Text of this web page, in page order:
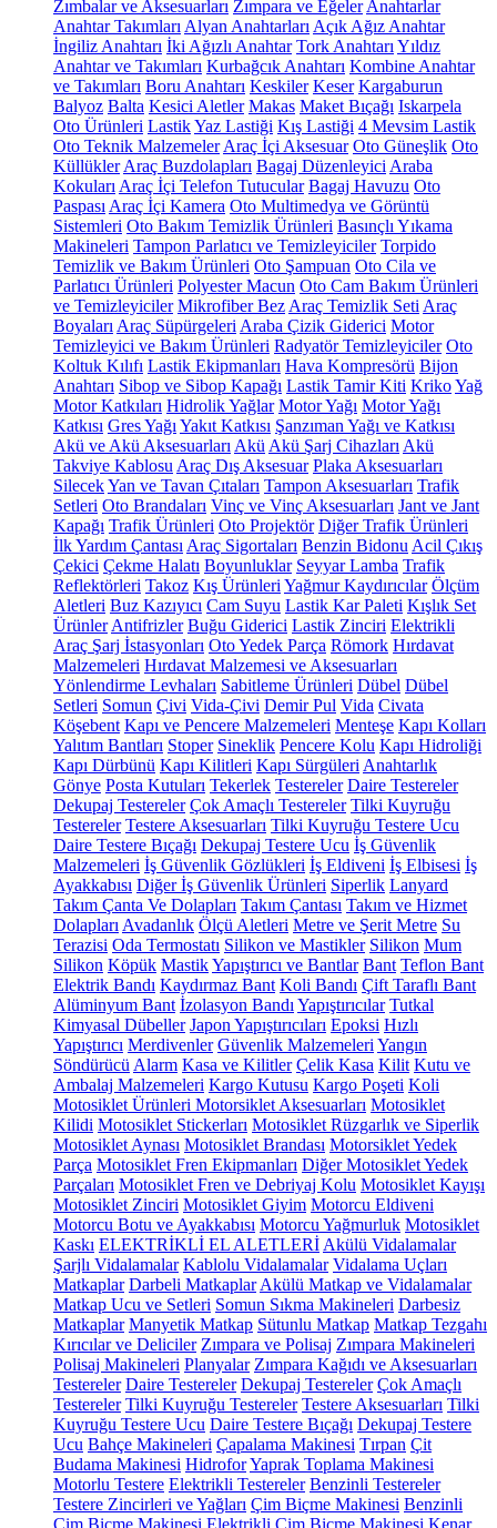
Zımbalar ve Aksesuarları Zımpara ve Eğeler Anahtarlar
Anahtar Takımları Alyan Anahtarları Açık Ağız Anahtar
İngiliz Anahtarı İki Ağızlı Anahtar Tork Anahtarı Yıldız
Anahtar ve Takımları Kurbağcık Anahtarı Kombine Anahtar
ve Takımları Boru Anahtarı Keskiler Keser Kargaburun
Balyoz Balta Kesici Aletler Makas Maket Bıçağı Iskarpela
Oto Ürünleri LastikYaz Lastiği Kış Lastiği 4 Mevsim Lastik
Oto Teknik Malzemeler Araç İçi Aksesuar Oto Güneşlik Oto
Küllükler Araç Buzdolapları Bagaj Düzenleyici Araba
Kokuları Araç İçi Telefon Tutucular Bagaj Havuzu Oto
Paspası Araç İçi Kamera Oto Multimedya ve Görüntü
Sistemleri Oto Bakım Temizlik Ürünleri Basınçlı Yıkama
Makineleri Tampon Parlatıcı ve Temizleyiciler Torpido
Temizlik ve Bakım Ürünleri Oto Şampuan Oto Cila ve
Parlatıcı Ürünleri Polyester Macun Oto Cam Bakım Ürünleri
ve Temizleyiciler Mikrofiber Bez Araç Temizlik Seti Araç
Boyaları Araç Süpürgeleri Araba Çizik Giderici Motor
Temizleyici ve Bakım Ürünleri Radyatör Temizleyiciler Oto
Koltuk Kılıfı Lastik Ekipmanları Hava Kompresörü Bijon
Anahtarı Sibop ve Sibop Kapağı Lastik Tamir Kiti KrikoYağ
Motor Katkıları Hidrolik Yağlar Motor Yağı Motor Yağı
Katkısı Gres Yağı Yakıt Katkısı Şanzıman Yağı ve Katkısı
Akü ve Akü Aksesuarları Akü Akü Şarj Cihazları Akü
Takviye Kablosu Araç Dış Aksesuar Plaka Aksesuarları
SilecekYan ve Tavan Çıtaları Tampon Aksesuarları Trafik
Setleri Oto Brandaları Vinç ve Vinç Aksesuarları Jant ve Jant
Kapağı Trafik Ürünleri Oto Projektör Diğer Trafik Ürünleri
İlk Yardım Çantası Araç Sigortaları Benzin Bidonu Acil Çıkış
Çekici Çekme Halatı Boyunluklar Seyyar Lamba Trafik
Reflektörleri Takoz Kış Ürünleri Yağmur Kaydırıcılar Ölçüm
Aletleri Buz Kazıyıcı Cam Suyu Lastik Kar Paleti Kışlık Set
Ürünler Antifrizler Buğu Giderici Lastik Zinciri Elektrikli
Araç Şarj İstasyonları Oto Yedek Parça Römork Hırdavat
Malzemeleri Hırdavat Malzemesi ve Aksesuarları
Yönlendirme Levhaları Sabitleme Ürünleri Dübel Dübel
Setleri Somun Çivi Vida-Çivi Demir Pul Vida Civata
Köşebent Kapı ve Pencere Malzemeleri Menteşe Kapı Kolları
Yalıtım Bantları Stoper Sineklik Pencere Kolu Kapı Hidroliği
Kapı Dürbünü Kapı Kilitleri Kapı Sürgüleri Anahtarlık
Gönye Posta Kutuları Tekerlek Testereler Daire Testereler
Dekupaj Testereler Çok Amaçlı Testereler Tilki Kuyruğu
Testereler Testere Aksesuarları Tilki Kuyruğu Testere Ucu
Daire Testere Bıçağı Dekupaj Testere Ucu İş Güvenlik
Malzemeleri İş Güvenlik Gözlükleri İş Eldiveni İş Elbisesi İş
Ayakkabısı Diğer İş Güvenlik Ürünleri Siperlik Lanyard
Takım Çanta Ve Dolapları Takım Çantası Takım ve Hizmet
Dolapları Avadanlık Ölçü Aletleri Metre ve Şerit Metre Su
Terazisi Oda Termostatı Silikon ve Mastikler Silikon Mum
Silikon Köpük MastikYapıştırıcı ve Bantlar Bant Teflon Bant
Elektrik Bandı Kaydırmaz Bant Koli Bandı Çift Taraflı Bant
Alüminyum Bant İzolasyon Bandı Yapıştırıcılar Tutkal
Kimyasal Dübeller Japon Yapıştırıcıları Epoksi Hızlı
Yapıştırıcı Merdivenler Güvenlik Malzemeleri Yangın
Söndürücü Alarm Kasa ve Kilitler Çelik Kasa Kilit Kutu ve
Ambalaj Malzemeleri Kargo Kutusu Kargo Poşeti Koli
Motosiklet Ürünleri Motorsiklet Aksesuarları Motosiklet
Kilidi Motosiklet Stickerları Motosiklet Rüzgarlık ve Siperlik
Motosiklet Aynası Motosiklet Brandası Motorsiklet Yedek
Parça Motosiklet Fren Ekipmanları Diğer Motosiklet Yedek
Parçaları Motosiklet Fren ve Debriyaj Kolu Motosiklet Kayışı
Motosiklet Zinciri Motosiklet Giyim Motorcu Eldiveni
Motorcu Botu ve Ayakkabısı Motorcu Yağmurluk Motosiklet
Kaskı ELEKTRİKLİ EL ALETLERİ Akülü Vidalamalar
Şarjlı Vidalamalar Kablolu Vidalamalar Vidalama Uçları
Matkaplar Darbeli Matkaplar Akülü Matkap ve Vidalamalar
Matkap Ucu ve Setleri Somun Sıkma Makineleri Darbesiz
Matkaplar Manyetik Matkap Sütunlu Matkap Matkap Tezgahı
Kırıcılar ve Deliciler Zımpara ve Polisaj Zımpara Makineleri
Polisaj Makineleri Planyalar Zımpara Kağıdı ve Aksesuarları
Testereler Daire Testereler Dekupaj Testereler Çok Amaçlı
Testereler Tilki Kuyruğu Testereler Testere Aksesuarları Tilki
Kuyruğu Testere Ucu Daire Testere Bıçağı Dekupaj Testere
Ucu Bahçe Makineleri Çapalama Makinesi Tırpan Çit
Budama Makinesi HidroforYaprak Toplama Makinesi
Motorlu Testere Elektrikli Testereler Benzinli Testereler
Testere Zincirleri ve Yağları Çim Biçme Makinesi Benzinli
Çim Biçme Makinesi Elektrikli Çim Biçme Makinesi Kenar